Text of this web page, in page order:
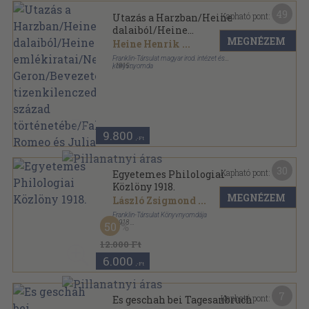
Utazás a Harzban/Heine
dalaiból/Heine
emlékiratai/Nemes
Geron/Bevezetés a
tizenkilenczedik század
Heine Henrik ...
Franklin-Társulat magyar irod. intézet és
könyvnyomda
,1915
9.800 ,-Ft
Kapható pont:
MEGNÉZEM
Egyetemes Philologiai
Közlöny 1918.
László Zsigmond ...
Franklin-Társulat Könyvnyomdája
, 1918
Könyvkötői kötés
Egyetemes Philologiai Közlöny sorozat
12.000 Ft
50
6.000 ,-Ft
Kapható pont:
MEGNÉZEM
Es geschah bei Tagesanbruch
Kapható pont: